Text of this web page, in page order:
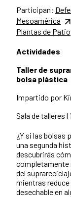
Participan:
Mesoamérica
Plantas de Patio
Actividades
Taller de
bolsa plástica
Impartido por
Sala de talleres |
¿Y si las bolsas
una segunda
descubrirás
completamente
del
mientras
desechable en